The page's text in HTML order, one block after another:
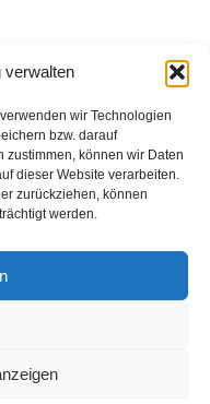
verwalten
wir Technologien
bzw. darauf
zustimmen, können wir Daten
dieser Website verarbeiten.
zurückziehen, können
werden.